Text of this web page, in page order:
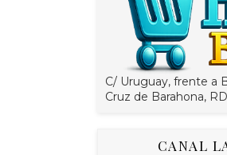
C/ Uruguay, frente a
Cruz de Barahona,
CANAL